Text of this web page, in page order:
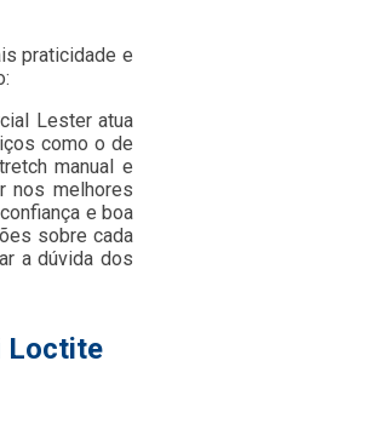
praticidade e
Lester atua
como o de
manual e
nos melhores
e boa
sobre cada
a dúvida dos
Loctite